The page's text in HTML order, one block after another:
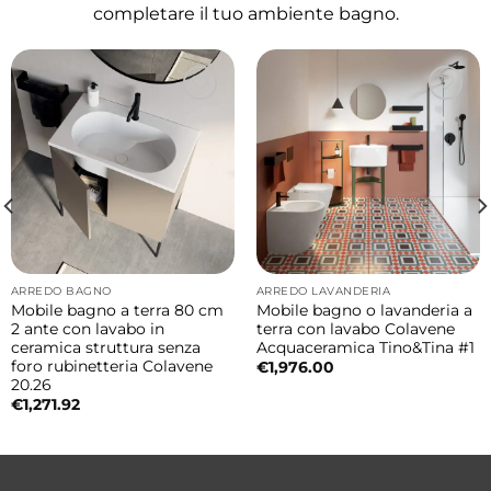
formazione di depositi e mantenendo il
vetro sempre pulito.
Su richiesta è disponibile vetro stratificato
certificato senza trattamento anticalcare.
Caratteristiche principali
Tipologia: box doccia centro parete tre lati
con porta saloon
Struttura: senza profili a vista
Vetro: temperato da 6 mm trasparente
Apertura: porta saloon bidirezionale
Finitura: cromo (elementi tecnici)
Installazione: reversibile destra/sinistra
completare il tuo ambiente bagno.
ARREDO BAGNO
Mobile bagno a terra 80 cm
2 ante con lavabo in
ceramica struttura senza
foro rubinetteria Colavene
20.26
€1,271.92
ARREDO LAVANDERIA
Mobile bagno o lavanderia a
terra con lavabo Colavene
Acquaceramica Tino&Tina #1
€1,976.00